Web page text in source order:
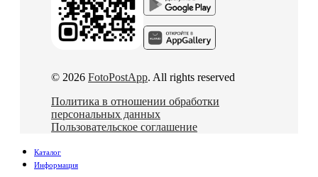
© 2026 FotoPostApp. All rights reserved
Политика в отношении обработки
персональных данных
Пользовательское соглашение
Каталог
Информация